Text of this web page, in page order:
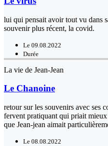
lui qui pensait avoir tout vu dans
souvenir plus récent, la covid.
Le 09.08.2022
Durée
La vie de Jean-Jean
Le Chanoine
retour sur les souvenirs avec ses
fervent pratiquant qui priait
que Jean-jean aimait
Le 08.08.2022